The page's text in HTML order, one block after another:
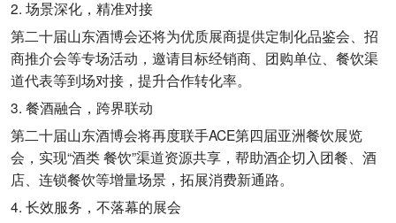
2. 场景深化，精准对接
第二十届山东酒博会还将为优质展商提供定制化品鉴会、招
商推介会等专场活动，邀请目标经销商、团购单位、餐饮渠
道代表等到场对接，提升合作转化率。
3. 餐酒融合，跨界联动
第二十届山东酒博会将再度联手ACE第四届亚洲餐饮展览
会，实现“酒类 餐饮”渠道资源共享，帮助酒企切入团餐、酒
店、连锁餐饮等增量场景，拓展消费新通路。
4. 长效服务，不落幕的展会